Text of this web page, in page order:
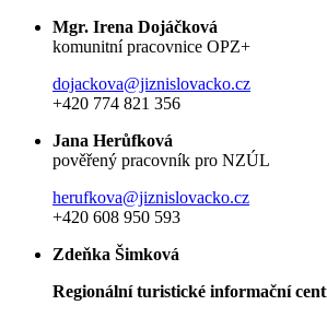
Mgr. Irena Dojáčková
komunitní pracovnice OPZ+
dojackova@jiznislovacko.cz
+420 774 821 356
Jana Herůfková
pověřený pracovník pro NZÚL
herufkova@jiznislovacko.cz
+420 608 950 593
Zdeňka Šimková
Regionální turistické informační